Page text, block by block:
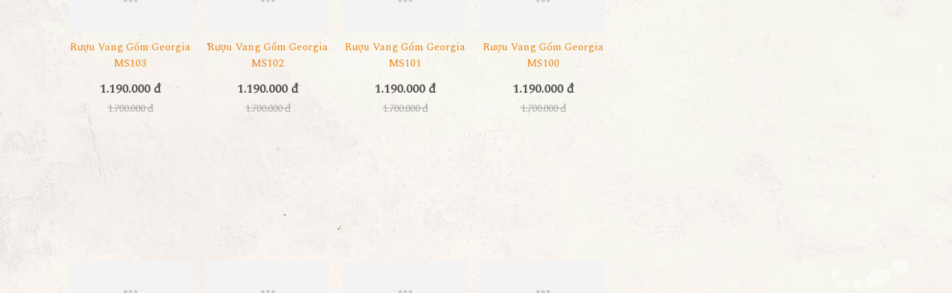
Rượu Vang Gốm Georgia
MS103
1.190.000 đ
1.700.000 đ
Rượu Vang Gốm Georgia
MS102
1.190.000 đ
1.700.000 đ
Rượu Vang Gốm Georgia
MS101
1.190.000 đ
1.700.000 đ
Rượu Vang Gốm Georgia
MS100
1.190.000 đ
1.700.000 đ